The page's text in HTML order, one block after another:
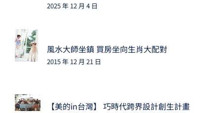
2025 年 12 月 4 日
風水大師坐鎮 買房坐向生肖大配對
2015 年 12 月 21 日
【美的in台灣】 巧時代跨界設計創生計畫